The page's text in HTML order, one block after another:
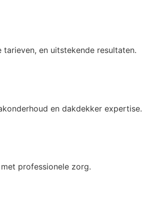
en uitstekende resultaten.
en dakdekker expertise.
professionele zorg.